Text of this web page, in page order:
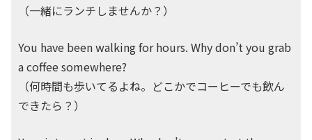
（一緒にランチしませんか？）
You have been walking for hours. Why don’t you grab
a coffee somewhere?
（何時間も歩いてるよね。どこかでコーヒーでも飲ん
できたら？）